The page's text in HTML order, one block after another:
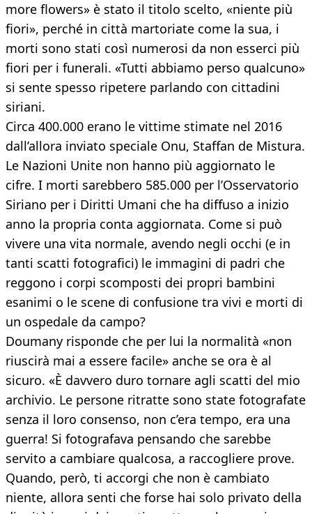
more flowers» è stato il titolo scelto, «niente più
fiori», perché in città martoriate come la sua, i
morti sono stati così numerosi da non esserci più
fiori per i funerali. «Tutti abbiamo perso qualcuno»
si sente spesso ripetere parlando con cittadini
siriani.
Circa 400.000 erano le vittime stimate nel 2016
dall’allora inviato speciale Onu, Staffan de Mistura.
Le Nazioni Unite non hanno più aggiornato le
cifre. I morti sarebbero 585.000 per l’Osservatorio
Siriano per i Diritti Umani che ha diffuso a inizio
anno la propria conta aggiornata. Come si può
vivere una vita normale, avendo negli occhi (e in
tanti scatti fotografici) le immagini di padri che
reggono i corpi scomposti dei propri bambini
esanimi o le scene di confusione tra vivi e morti di
un ospedale da campo?
Doumany risponde che per lui la normalità «non
riuscirà mai a essere facile» anche se ora è al
sicuro. «È davvero duro tornare agli scatti del mio
archivio. Le persone ritratte sono state fotografate
senza il loro consenso, non c’era tempo, era una
guerra! Si fotografava pensando che sarebbe
servito a cambiare qualcosa, a raccogliere prove.
Quando, però, ti accorgi che non è cambiato
niente, allora senti che forse hai solo privato della